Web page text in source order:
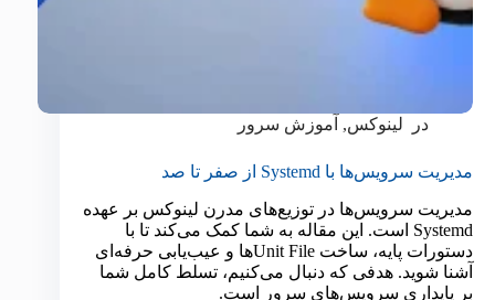
در لینوکس, آموزش سرور
مدیریت سرویس‌ها با Systemd از صفر تا صد
مدیریت سرویس‌ها در توزیع‌های مدرن لینوکس بر عهده
Systemd است. این مقاله به شما کمک می‌کند تا با
دستورات پایه، ساخت Unit Fileها و عیب‌یابی حرفه‌ای
آشنا شوید. هدفی که دنبال می‌کنیم، تسلط کامل شما
بر پایداری سرویس‌های سرور است.